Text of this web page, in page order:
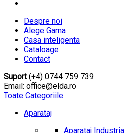
Despre noi
Alege Gama
Casa inteligenta
Cataloage
Contact
Suport(+4) 0744 759 739
Email: office@elda.ro
Toate Categoriile
Aparataj
Aparataj Industrial